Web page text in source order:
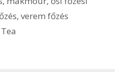
, verem főzés